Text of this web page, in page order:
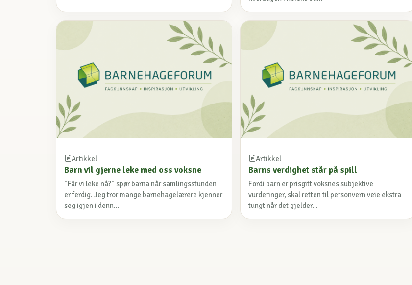
Artikkel
Barn vil gjerne leke med oss voksne
”Får vi leke nå?” spør barna når samlingsstunden
er ferdig. Jeg tror mange barnehagelærere kjenner
seg igjen i denn...
Artikkel
Barns verdighet står på spill
Fordi barn er prisgitt voksnes subjektive
vurderinger, skal retten til personvern veie ekstra
tungt når det gjelder...